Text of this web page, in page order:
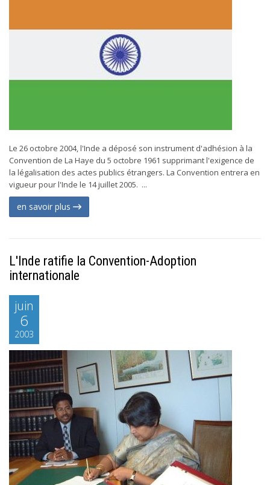
Le 26 octobre 2004, l'Inde a déposé son instrument d'adhésion à la
Convention de La Haye du 5 octobre 1961 supprimant l'exigence de
la légalisation des actes publics étrangers. La Convention entrera en
vigueur pour l'Inde le 14 juillet 2005. ...
en savoir plus
L'Inde ratifie la Convention-Adoption
internationale
juin
6
2003